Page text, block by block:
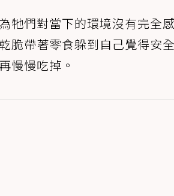
牠們對當下的環境沒有完全
脆帶著零食躲到自己覺得安
慢慢吃掉。